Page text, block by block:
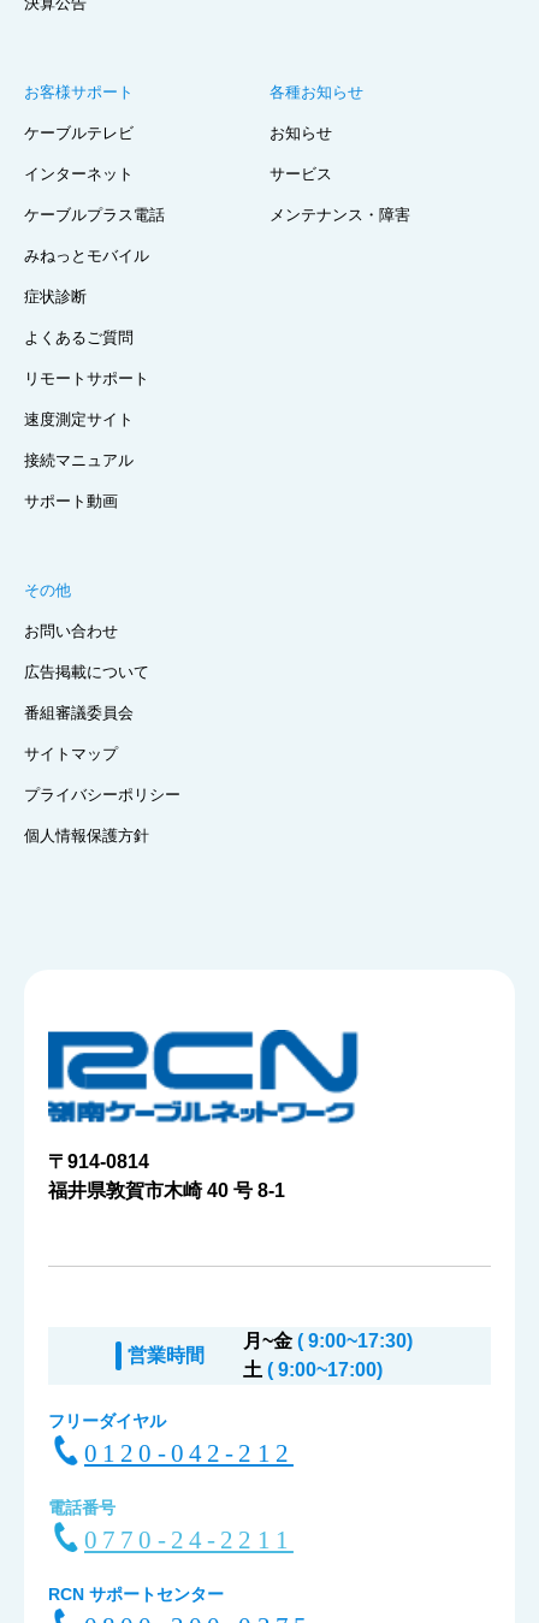
お客様サポート
ケーブルテレビ
インターネット
ケーブルプラス電話
みねっとモバイル
症状診断
よくあるご質問
リモートサポート
速度測定サイト
接続マニュアル
サポート動画
各種お知らせ
お知らせ
サービス
メンテナンス・障害
その他
お問い合わせ
広告掲載について
番組審議委員会
サイトマップ
プライバシーポリシー
個人情報保護方針
〒914-0814
福井県敦賀市木崎 40 号 8-1
営業時間
月~金 ( 9:00~17:30)
土 ( 9:00~17:00)
フリーダイヤル
0120-042-212
電話番号
0770-24-2211
RCN サポートセンター